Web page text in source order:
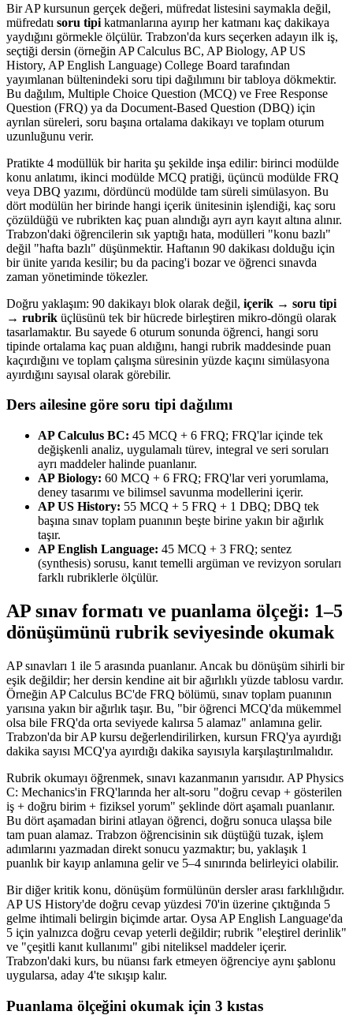
Bir AP kursunun gerçek değeri, müfredat listesini saymakla değil,
müfredatı soru tipi katmanlarına ayırıp her katmanı kaç dakikaya
yaydığını görmekle ölçülür. Trabzon'da kurs seçerken adayın ilk iş,
seçtiği dersin (örneğin AP Calculus BC, AP Biology, AP US
History, AP English Language) College Board tarafından
yayımlanan bültenindeki soru tipi dağılımını bir tabloya dökmektir.
Bu dağılım, Multiple Choice Question (MCQ) ve Free Response
Question (FRQ) ya da Document-Based Question (DBQ) için
ayrılan süreleri, soru başına ortalama dakikayı ve toplam oturum
uzunluğunu verir.
Pratikte 4 modüllük bir harita şu şekilde inşa edilir: birinci modülde
konu anlatımı, ikinci modülde MCQ pratiği, üçüncü modülde FRQ
veya DBQ yazımı, dördüncü modülde tam süreli simülasyon. Bu
dört modülün her birinde hangi içerik ünitesinin işlendiği, kaç soru
çözüldüğü ve rubrikten kaç puan alındığı ayrı ayrı kayıt altına alınır.
Trabzon'daki öğrencilerin sık yaptığı hata, modülleri "konu bazlı"
değil "hafta bazlı" düşünmektir. Haftanın 90 dakikası dolduğu için
bir ünite yarıda kesilir; bu da pacing'i bozar ve öğrenci sınavda
zaman yönetiminde tökezler.
Doğru yaklaşım: 90 dakikayı blok olarak değil, içerik → soru tipi
→ rubrik üçlüsünü tek bir hücrede birleştiren mikro-döngü olarak
tasarlamaktır. Bu sayede 6 oturum sonunda öğrenci, hangi soru
tipinde ortalama kaç puan aldığını, hangi rubrik maddesinde puan
kaçırdığını ve toplam çalışma süresinin yüzde kaçını simülasyona
ayırdığını sayısal olarak görebilir.
Ders ailesine göre soru tipi dağılımı
AP Calculus BC: 45 MCQ + 6 FRQ; FRQ'lar içinde tek
değişkenli analiz, uygulamalı türev, integral ve seri soruları
ayrı maddeler halinde puanlanır.
AP Biology: 60 MCQ + 6 FRQ; FRQ'lar veri yorumlama,
deney tasarımı ve bilimsel savunma modellerini içerir.
AP US History: 55 MCQ + 5 FRQ + 1 DBQ; DBQ tek
başına sınav toplam puanının beşte birine yakın bir ağırlık
taşır.
AP English Language: 45 MCQ + 3 FRQ; sentez
(synthesis) sorusu, kanıt temelli argüman ve revizyon soruları
farklı rubriklerle ölçülür.
AP sınav formatı ve puanlama ölçeği: 1–5
dönüşümünü rubrik seviyesinde okumak
AP sınavları 1 ile 5 arasında puanlanır. Ancak bu dönüşüm sihirli bir
eşik değildir; her dersin kendine ait bir ağırlıklı yüzde tablosu vardır.
Örneğin AP Calculus BC'de FRQ bölümü, sınav toplam puanının
yarısına yakın bir ağırlık taşır. Bu, "bir öğrenci MCQ'da mükemmel
olsa bile FRQ'da orta seviyede kalırsa 5 alamaz" anlamına gelir.
Trabzon'da bir AP kursu değerlendirilirken, kursun FRQ'ya ayırdığı
dakika sayısı MCQ'ya ayırdığı dakika sayısıyla karşılaştırılmalıdır.
Rubrik okumayı öğrenmek, sınavı kazanmanın yarısıdır. AP Physics
C: Mechanics'in FRQ'larında her alt-soru "doğru cevap + gösterilen
iş + doğru birim + fiziksel yorum" şeklinde dört aşamalı puanlanır.
Bu dört aşamadan birini atlayan öğrenci, doğru sonuca ulaşsa bile
tam puan alamaz. Trabzon öğrencisinin sık düştüğü tuzak, işlem
adımlarını yazmadan direkt sonucu yazmaktır; bu, yaklaşık 1
puanlık bir kayıp anlamına gelir ve 5–4 sınırında belirleyici olabilir.
Bir diğer kritik konu, dönüşüm formülünün dersler arası farklılığıdır.
AP US History'de doğru cevap yüzdesi 70'in üzerine çıktığında 5
gelme ihtimali belirgin biçimde artar. Oysa AP English Language'da
5 için yalnızca doğru cevap yeterli değildir; rubrik "eleştirel derinlik"
ve "çeşitli kanıt kullanımı" gibi niteliksel maddeler içerir.
Trabzon'daki kurs, bu nüansı fark etmeyen öğrenciye aynı şablonu
uygularsa, aday 4'te sıkışıp kalır.
Puanlama ölçeğini okumak için 3 kıstas